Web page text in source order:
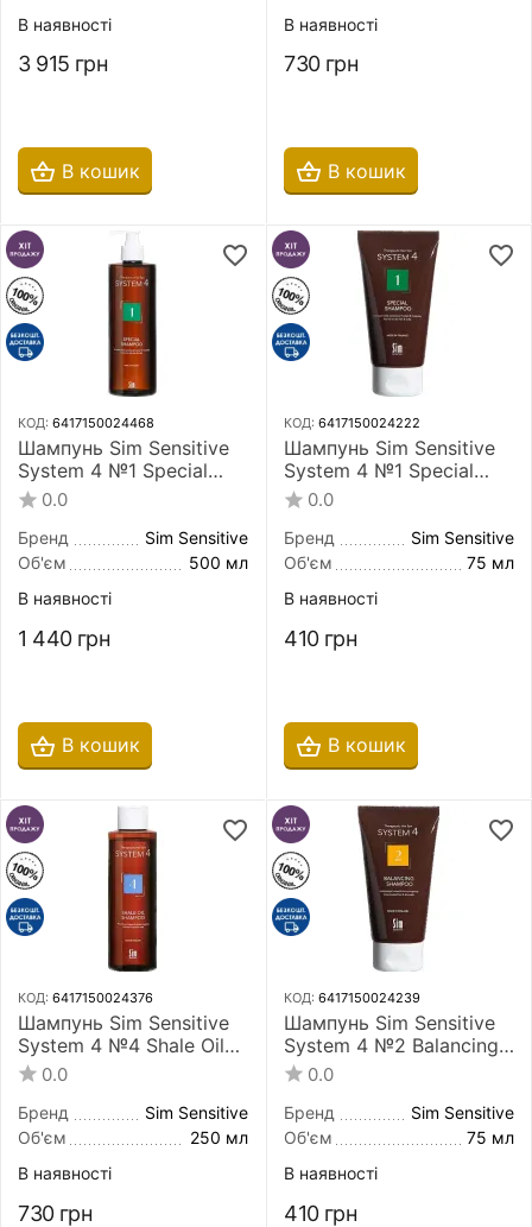
В наявності
3 915 грн
В кошик
В наявності
730 грн
В кошик
КОД: 6417150024468
Шампунь Sim Sensitive
System 4 №1 Special
Shampoo 500 мл для
нормальної шкіри
голови і схильної до
жирності
0.0
Бренд
Sim Sensitive
Об'єм
500 мл
В наявності
1 440 грн
В кошик
КОД: 6417150024222
Шампунь Sim Sensitive
System 4 №1 Special
Shampoo 75 мл для
нормальної шкіри
голови і схильної до
жирності
0.0
Бренд
Sim Sensitive
Об'єм
75 мл
В наявності
410 грн
В кошик
КОД: 6417150024376
Шампунь Sim Sensitive
System 4 №4 Shale Oil
Shampoo 250 мл для
жирної і чутливої шкіри
голови
0.0
Бренд
Sim Sensitive
Об'єм
250 мл
В наявності
730 грн
КОД: 6417150024239
Шампунь Sim Sensitive
System 4 №2 Balancing
Shampoo 75 мл для
сухого, фарбованого і
пошкодженого волосся
0.0
Бренд
Sim Sensitive
Об'єм
75 мл
В наявності
410 грн